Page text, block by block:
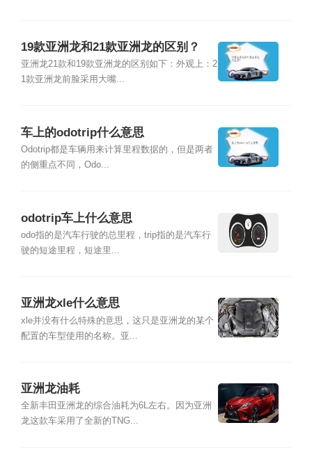
19款亚洲龙和21款亚洲龙的区别？
亚洲龙21款和19款亚洲龙的区别如下：外观上：2
1款亚洲龙前脸采用大嘴...
车上的odotrip什么意思
Odotrip都是车辆用来计算里程数据的，但是两者
的侧重点不同，Odo...
odotrip车上什么意思
odo指的是汽车行驶的总里程，trip指的是汽车行
驶的短途里程，短途里...
亚洲龙xle什么意思
xle并没有什么特殊的意思，这只是亚洲龙的某个
配置的车型使用的名称。亚...
亚洲龙油耗
全新丰田亚洲龙的综合油耗为6L左右。因为亚洲
龙这款车采用了全新的TNG...